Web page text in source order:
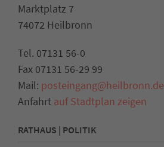
Marktplatz 7
74072 Heilbronn
Tel. 07131 56-0
Fax 07131 56-29 99
Mail: posteingang@heilbronn.de
Anfahrt auf Stadtplan zeigen
RATHAUS | POLITIK